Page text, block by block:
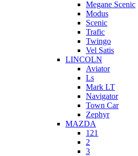
Megane Scenic
Modus
Scenic
Trafic
Twingo
Vel Satis
LINCOLN
Aviator
Ls
Mark LT
Navigator
Town Car
Zephyr
MAZDA
121
2
3